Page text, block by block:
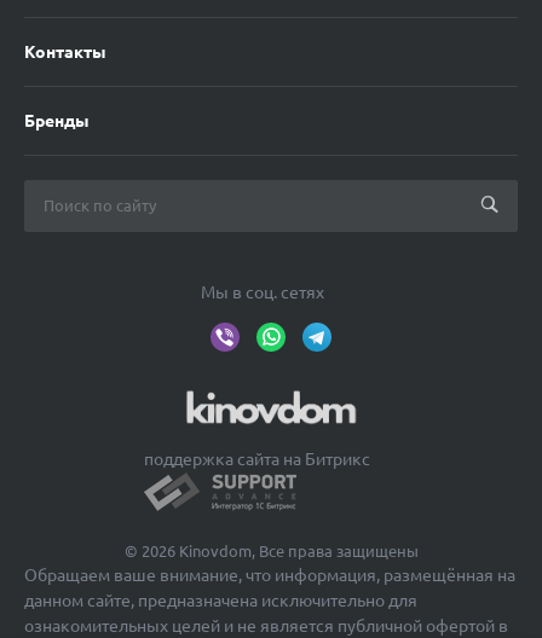
Контакты
Бренды
Мы в соц. сетях
© 2026 Kinovdom, Все права защищены
поддержка сайта на Битрикс
Обращаем ваше внимание, что информация, размещённая на
данном сайте, предназначена исключительно для
ознакомительных целей и не является публичной офертой в